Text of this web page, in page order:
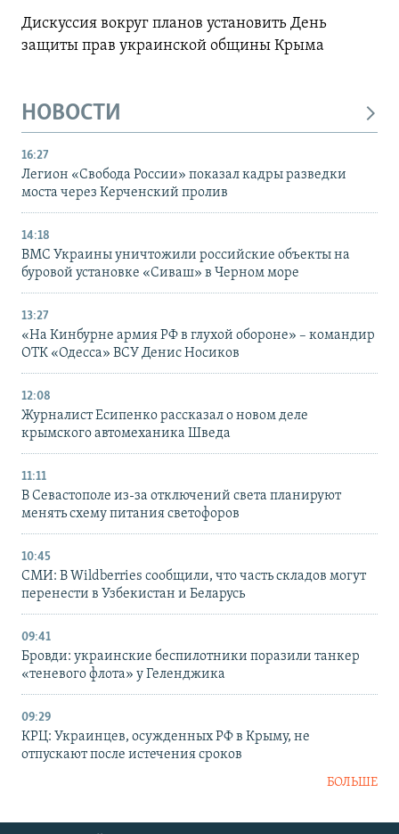
Дискуссия вокруг планов установить День
защиты прав украинской общины Крыма
НОВОСТИ
16:27
Легион «Свобода России» показал кадры разведки
моста через Керченский пролив
14:18
ВМС Украины уничтожили российские объекты на
буровой установке «Сиваш» в Черном море
13:27
«На Кинбурне армия РФ в глухой обороне» – командир
ОТК «Одесса» ВСУ Денис Носиков
12:08
Журналист Есипенко рассказал о новом деле
крымского автомеханика Шведа
11:11
В Севастополе из-за отключений света планируют
менять схему питания светофоров
10:45
СМИ: В Wildberries сообщили, что часть складов могут
перенести в Узбекистан и Беларусь
09:41
Бровди: украинские беспилотники поразили танкер
«теневого флота» у Геленджика
09:29
КРЦ: Украинцев, осужденных РФ в Крыму, не
отпускают после истечения сроков
БОЛЬШЕ